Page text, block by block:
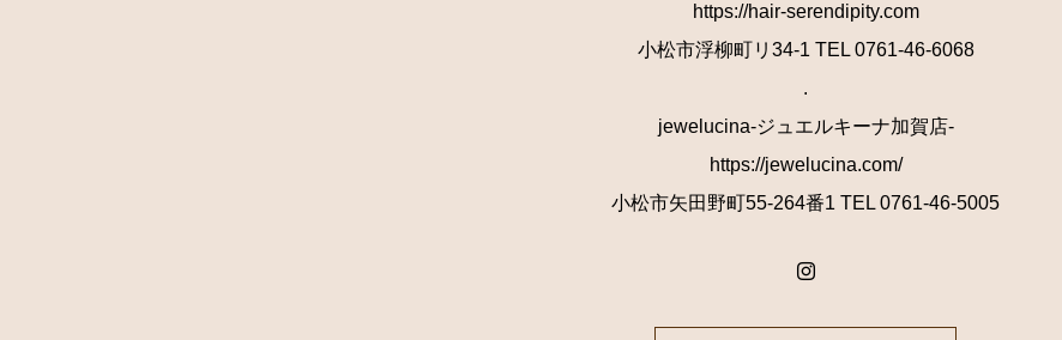
https://hair-serendipity.com
小松市浮柳町リ34-1 TEL 0761-46-6068
.
jewelucina-ジュエルキーナ加賀店-
https://jewelucina.com/
小松市矢田野町55-264番1 TEL 0761-46-5005